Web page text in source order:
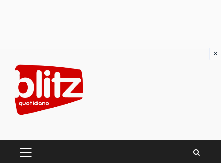
content
PRIMARY
×